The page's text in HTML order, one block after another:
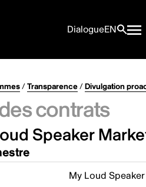
DialogueEN
/Transparence/Divulgation
contrats
Speaker
My Loud